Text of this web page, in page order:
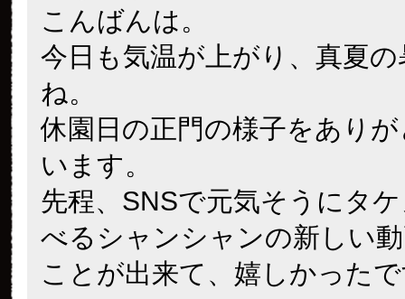
こんばんは。
今日も気温が上がり、真夏
ね。
休園日の正門の様子をあり
います。
先程、SNSで元気そうにタ
べるシャンシャンの新しい
ことが出来て、嬉しかった